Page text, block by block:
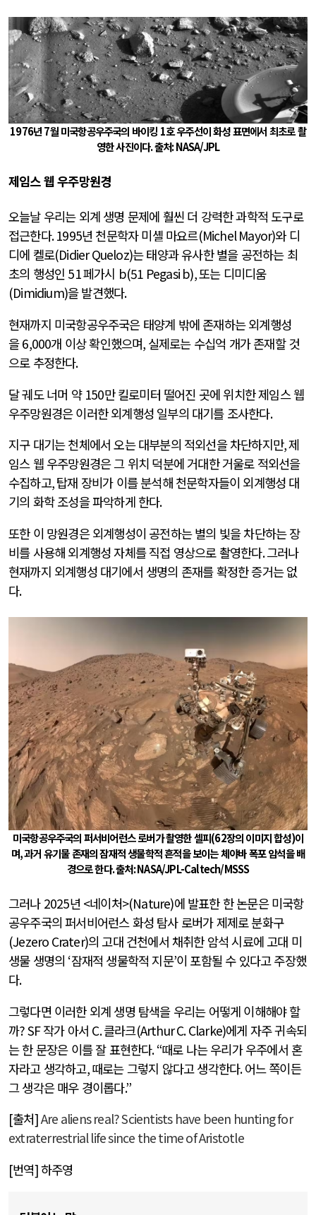
1976년7월 미국항공우주국의 바이킹 1호 우주선이 화성 표면에서 최초로 촬
영한 사진이다.출처: NASA/JPL
제임스 웹 우주망원경
오늘날 우리는 외계 생명 문제에 훨씬 더 강력한 과학적 도구로
접근한다. 1995년 천문학자 미셸 마요르(Michel Mayor)와 디
디에 켈로(Didier Queloz)는 태양과 유사한 별을 공전하는 최
초의 행성인 51페가시 b(51 Pegasi b),또는 디미디움
(Dimidium)을 발견했다.
현재까지 미국항공우주국은 태양계 밖에 존재하는 외계행성
을6,000개 이상 확인했으며, 실제로는 수십억 개가 존재할 것
으로 추정한다.
달 궤도 너머 약 150만 킬로미터 떨어진 곳에 위치한 제임스 웹
우주망원경은 이러한 외계행성 일부의 대기를 조사한다.
지구 대기는 천체에서 오는 대부분의 적외선을 차단하지만,제
임스 웹 우주망원경은 그 위치 덕분에 거대한 거울로 적외선을
수집하고,탑재 장비가 이를 분석해 천문학자들이 외계행성 대
기의 화학 조성을 파악하게 한다.
또한 이 망원경은 외계행성이 공전하는 별의 빛을 차단하는 장
비를 사용해 외계행성 자체를 직접 영상으로 촬영한다.그러나
현재까지 외계행성 대기에서 생명의 존재를 확정한 증거는 없
다.
미국항공우주국의 퍼서비어런스 로버가 촬영한 셀피(62장의 이미지 합성)이
며,과거 유기물 존재의 잠재적 생물학적 흔적을 보이는 체야바 폭포 암석을 배
경으로 한다.출처: NASA/JPL-Caltech/MSSS
그러나 2025년 <네이처>(Nature)에 발표한 한 논문은 미국항
공우주국의 퍼서비어런스 화성 탐사 로버가 제제로 분화구
(Jezero Crater)의 고대 건천에서 채취한 암석 시료에 고대 미
생물 생명의 ‘잠재적 생물학적 지문’이 포함될 수 있다고 주장했
다.
그렇다면 이러한 외계 생명 탐색을 우리는 어떻게 이해해야 할
까? SF작가 아서 C.클라크(Arthur C. Clarke)에게 자주 귀속되
는 한 문장은 이를 잘 표현한다. “때로 나는 우리가 우주에서 혼
자라고 생각하고,때로는 그렇지 않다고 생각한다.어느 쪽이든
그 생각은 매우 경이롭다.”
[출처]Are aliens real? Scientists have been hunting for
extraterrestrial life since the time of Aristotle
[번역] 하주영